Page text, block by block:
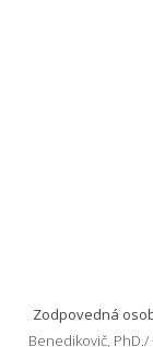
Zodpovedná
Benedikovič, PhD./